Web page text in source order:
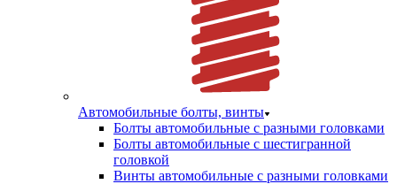
Автомобильные болты, винты
Болты автомобильные с разными головками
Болты автомобильные с шестигранной
головкой
Винты автомобильные с разными головками